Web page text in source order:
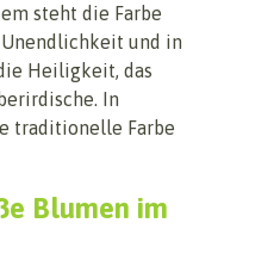
steht die Farbe
und in
Heiligkeit, das
In
traditionelle Farbe
Blumen im